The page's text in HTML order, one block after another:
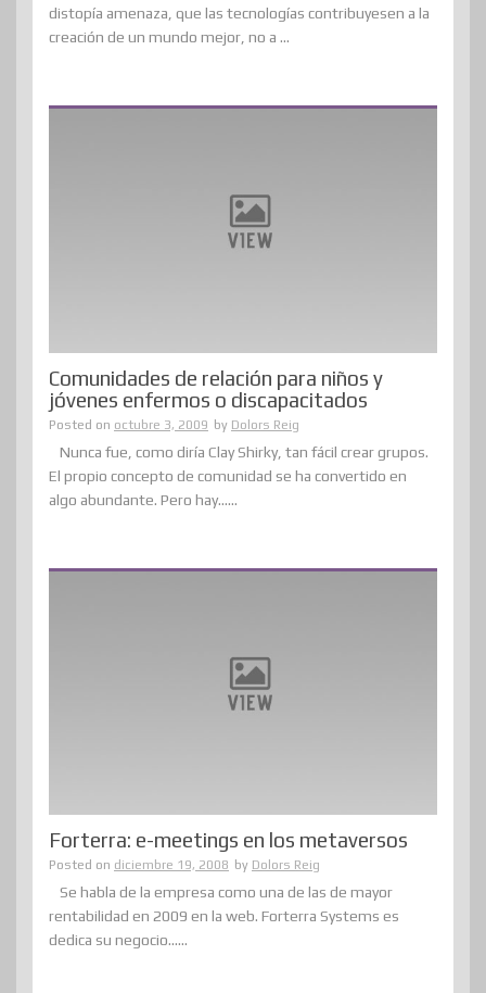
distopía amenaza, que las tecnologías contribuyesen a la
creación de un mundo mejor, no a ...
Comunidades de relación para niños y
jóvenes enfermos o discapacitados
Posted on octubre 3, 2009 by Dolors Reig
Nunca fue, como diría Clay Shirky, tan fácil crear grupos.
El propio concepto de comunidad se ha convertido en
algo abundante. Pero hay......
Forterra: e-meetings en los metaversos
Posted on diciembre 19, 2008 by Dolors Reig
Se habla de la empresa como una de las de mayor
rentabilidad en 2009 en la web. Forterra Systems es
dedica su negocio......